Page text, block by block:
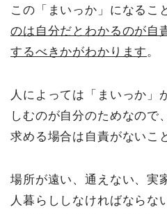
この「まいっか」になるこ
のは自分だとわかるのが自
するべきかがわかります。
人によっては「まいっか」
しむのが自分のためなので
求める場合は自責がないこ
場所が遠い、通えない、実
人暮らししなければならな